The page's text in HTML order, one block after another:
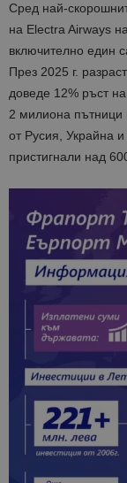
Сред най-
на Electra Airways
включително един
През 2025 г.
доведе 12% ръст
2 милиона пътници
от Русия, Украйна
пристигнали над